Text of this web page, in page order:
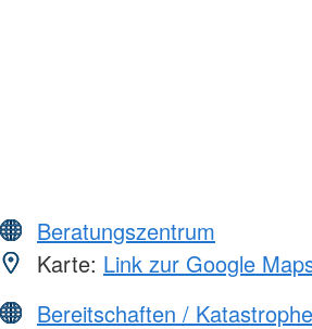
Beratungszentrum
Karte: Link zur Google
Bereitschaften /